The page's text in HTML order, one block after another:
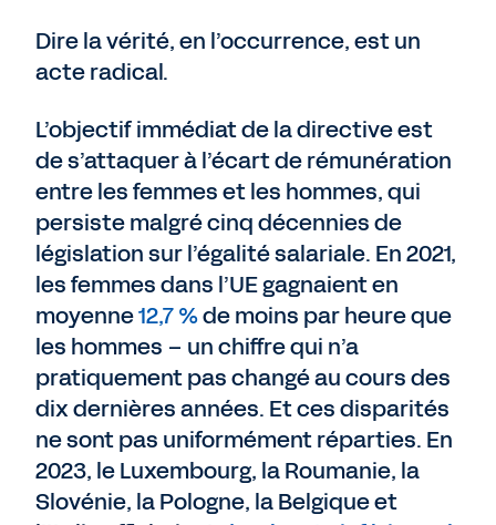
Dire la vérité, en l’occurrence, est un
acte radical.
L’objectif immédiat de la directive est
de s’attaquer à l’écart de rémunération
entre les femmes et les hommes, qui
persiste malgré cinq décennies de
législation sur l’égalité salariale. En 2021,
les femmes dans l’UE gagnaient en
moyenne12,7 %de moins par heure que
les hommes – un chiffre qui n’a
pratiquement pas changé au cours des
dix dernières années. Et ces disparités
ne sont pas uniformément réparties. En
2023, le Luxembourg, la Roumanie, la
Slovénie, la Pologne, la Belgique et